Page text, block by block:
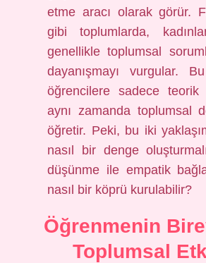
etme aracı olarak görür.
gibi toplumlarda,
genellikle toplumsal
dayanışmayı vurgular.
öğrencilere sadece
aynı zamanda toplumsal
öğretir. Peki, bu iki
nasıl bir denge
düşünme ile empatik
nasıl bir köprü kurulabilir?
Öğrenmenin
Toplumsal